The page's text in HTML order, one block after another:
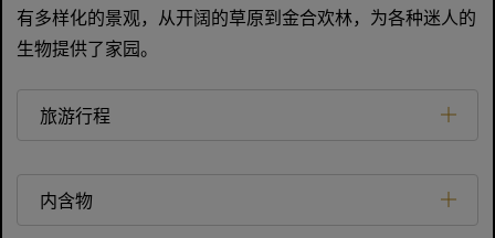
有多样化的景观，从开阔的草原到金合欢林，为各种迷人的
生物提供了家园。
旅游行程
内含物